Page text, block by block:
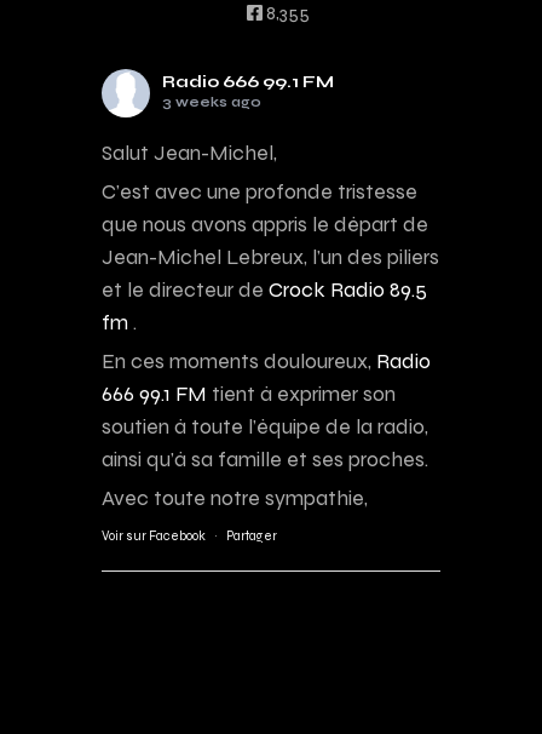
8,355
Radio 666 99.1 FM
3 weeks ago
Salut Jean-Michel,
C’est avec une profonde tristesse
que nous avons appris le départ de
Jean-Michel Lebreux, l’un des piliers
et le directeur de Crock Radio 89.5
fm.
En ces moments douloureux, Radio
666 99.1 FM tient à exprimer son
soutien à toute l’équipe de la radio,
ainsi qu’à sa famille et ses proches.
Avec toute notre sympathie,
Voir sur Facebook · Partager